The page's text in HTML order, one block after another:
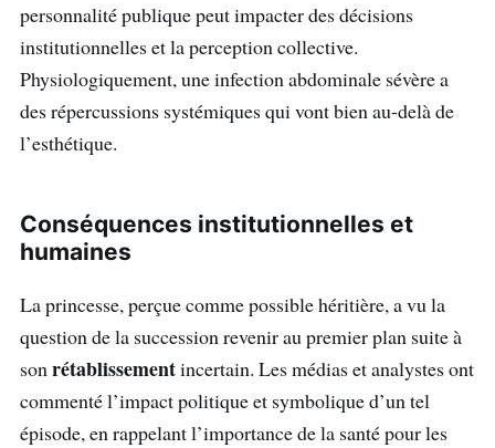
personnalité publique peut impacter des décisions
institutionnelles et la perception collective.
Physiologiquement, une infection abdominale sévère a
des répercussions systémiques qui vont bien au-delà de
l’esthétique.
Conséquences institutionnelles et
humaines
La princesse, perçue comme possible héritière, a vu la
question de la succession revenir au premier plan suite à
sonrétablissementincertain. Les médias et analystes ont
commenté l’impact politique et symbolique d’un tel
épisode, en rappelant l’importance de la santé pour les